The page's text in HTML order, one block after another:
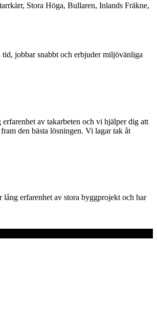
Stora Höga, Bullaren, Inlands Fräkne,
jobbar snabbt och erbjuder miljövänliga
av takarbeten och vi hjälper dig att
den bästa lösningen. Vi lagar tak åt
erfarenhet av stora byggprojekt och har